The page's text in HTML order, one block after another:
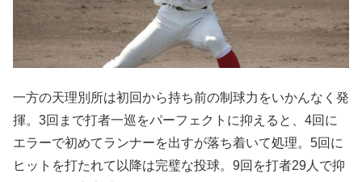
一方の天理別所は初回から持ち前の制球力をいかんなく発
揮。3回まで打者一巡をパーフェクトに抑えると、4回に
エラーで初めてランナーを出すが落ち着いて処理。5回に
ヒットを打たれて以降は完璧な投球。9回を打者29人で抑